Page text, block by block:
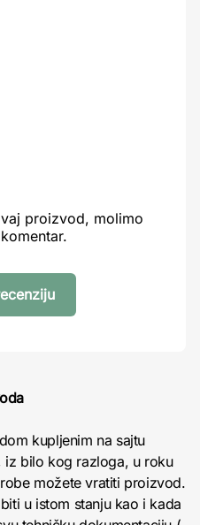
proizvod, molimo
kupljenim na sajtu
bilo kog razloga, u roku
možete vratiti proizvod.
u istom stanju kao i kada